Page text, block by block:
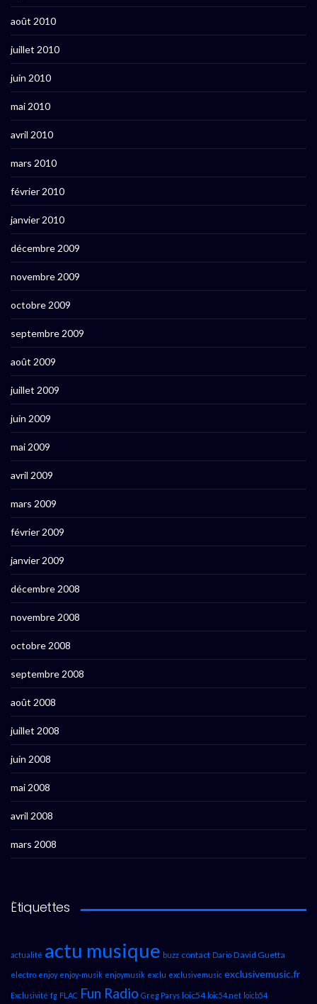
août 2010
juillet 2010
juin 2010
mai 2010
avril 2010
mars 2010
février 2010
janvier 2010
décembre 2009
novembre 2009
octobre 2009
septembre 2009
août 2009
juillet 2009
juin 2009
mai 2009
avril 2009
mars 2009
février 2009
janvier 2009
décembre 2008
novembre 2008
octobre 2008
septembre 2008
août 2008
juillet 2008
juin 2008
mai 2008
avril 2008
mars 2008
Étiquettes
actualité actu musique buzz contact Dario David Guetta
electro enjoy enjoy-musik enjoymusik exclu exclusivemusic exclusivemusic.fr
Exclusivité fg FLAC Fun Radio Greg Parys loic54 loic54.net loicb54